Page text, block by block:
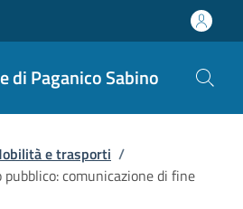
di Paganico Sabino
e trasporti /
comunicazione di fine